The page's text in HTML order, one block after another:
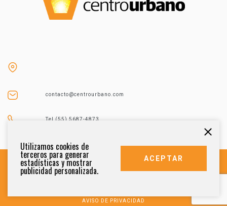
contacto@centrourbano.com
Tel (55) 5687-4873
AVISO DE PRIVACIDAD
Utilizamos cookies de
terceros para generar
estadísticas y mostrar
publicidad personalizada.
ACEPTAR